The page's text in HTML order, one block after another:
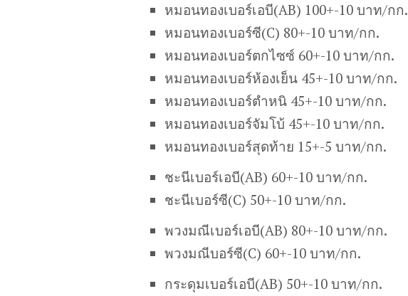
หมอนทองเบอร์เอบี(AB) 100+-10 บาท/กก.
หมอนทองเบอร์ซี(C) 80+-10 บาท/กก.
หมอนทองเบอร์ตกไซซ์ 60+-10 บาท/กก.
หมอนทองเบอร์ห้องเย็น 45+-10 บาท/กก.
หมอนทองเบอร์ตำหนิ 45+-10 บาท/กก.
หมอนทองเบอร์จัมโบ้ 45+-10 บาท/กก.
หมอนทองเบอร์สุดท้าย 15+-5 บาท/กก.
ชะนีเบอร์เอบี(AB) 60+-10 บาท/กก.
ชะนีเบอร์ซี(C) 50+-10 บาท/กก.
พวงมณีเบอร์เอบี(AB) 80+-10 บาท/กก.
พวงมณีบอร์ซี(C) 60+-10 บาท/กก.
กระดุมเบอร์เอบี(AB) 50+-10 บาท/กก.